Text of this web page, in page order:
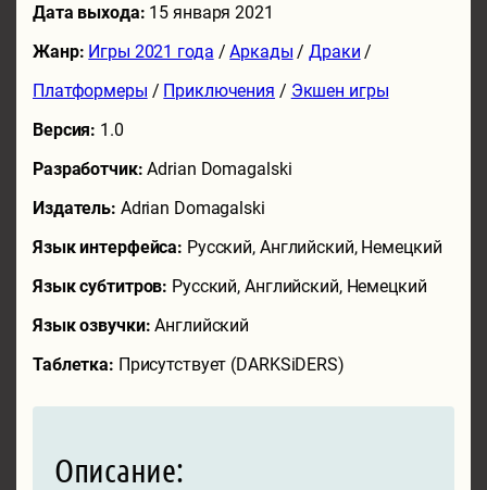
Дата выхода: 15 января 2021
Жанр: Игры 2021 года /Аркады /Драки /
Платформеры / Приключения / Экшен игры
Версия: 1.0
Разработчик:Adrian Domagalski
Издатель: Adrian Domagalski
Язык интерфейса: Русский, Английский, Немецкий
Язык субтитров: Русский, Английский, Немецкий
Язык озвучки:Английский
Таблетка: Присутствует (DARKSiDERS)
Описание: